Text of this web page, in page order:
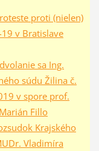
proti (nielen)
v Bratislave
sa Ing.
súdu Žilina č.
v spore prof.
Fillo
Krajského
Vladimíra